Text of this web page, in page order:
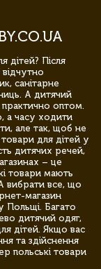
дітей? Після
санітарне
А дитячий
оптом.
а часу ходити
але так, щоб не
для дітей у
дитячих речей,
– це
товари мають
вибрати все, що
магазин
Польщі. Багато
дитячий одяг,
дітей. Якщо вас
та здійснення
польські товари